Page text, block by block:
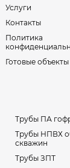
Услуги
Контакты
Политика
Готовые объекты
Трубы ПА
Трубы НПВХ
скважин
Трубы ЗПТ